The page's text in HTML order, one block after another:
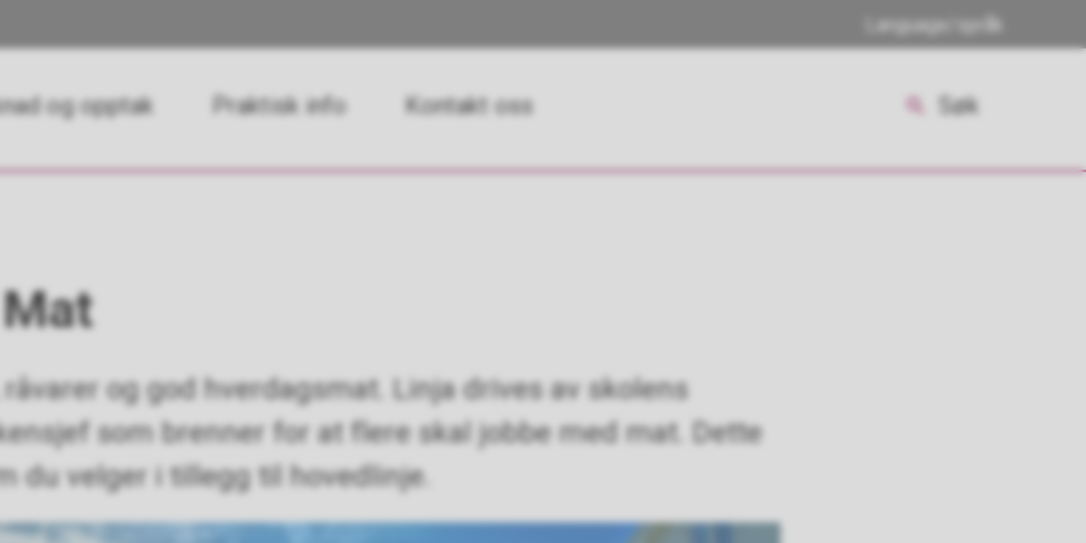
Language/språk
og opptak Praktisk info Kontakt oss Søk
og god hverdagsmat. Linja drives av skolens
som brenner for at flere skal jobbe med mat. Dette
du velger i tillegg til hovedlinje.